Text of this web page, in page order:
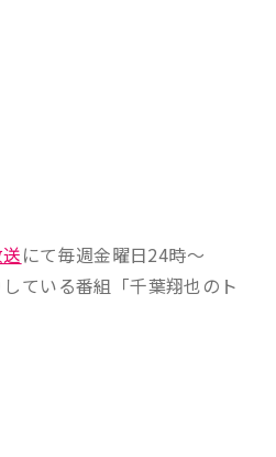
にて毎週金曜日24時～
ている番組「千葉翔也のト